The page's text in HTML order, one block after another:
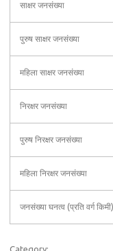
साक्षर जनसंख्या
पुरुष साक्षर जनसंख्या
महिला साक्षर जनसंख्या
निरक्षर जनसंख्या
पुरुष निरक्षर जनसंख्या
महिला निरक्षर जनसंख्या
जनसंख्या घनत्व (प्रति वर्ग किमी)
Category: